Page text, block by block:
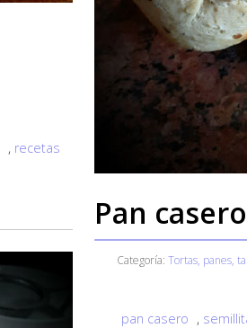
, recetas
Pan
Categoría: Tortas, panes,
pan casero ,